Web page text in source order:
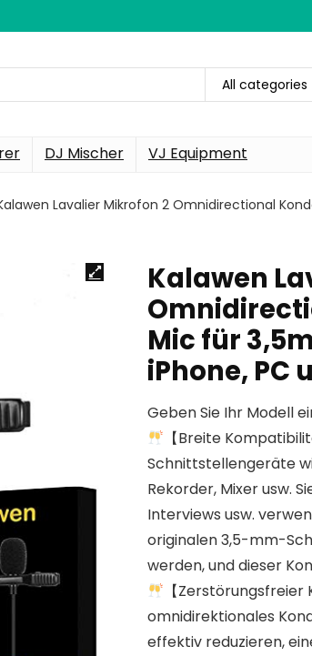
All categories
DJ Mischer VJ Equipment
Lavalier Mikrofon 2 Omnidirectional
Kalawen
Mic für
iPhone, PC
Geben Sie Ihr Modell
【Breite
Schnittstellengeräte
Rekorder, Mixer usw.
Interviews usw.
originalen 3,5-mm-
werden, und dieser
【
omnidirektionales
effektiv reduzieren,